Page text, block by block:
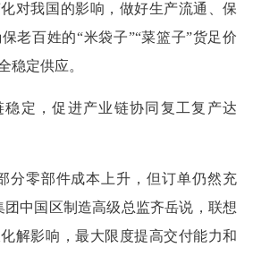
对我国的影响，做好生产流通、保
老百姓的“米袋子”“菜篮子”货足价
稳定供应。
稳定，促进产业链协同复工复产达
分零部件成本上升，但订单仍然充
团中国区制造高级总监齐岳说，联想
解影响，最大限度提高交付能力和